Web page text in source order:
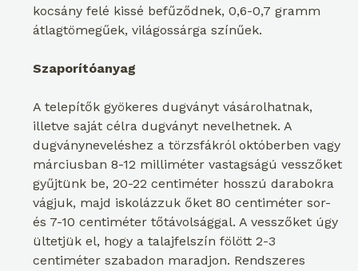
kocsány felé kissé befűződnek, 0,6-0,7 gramm
átlagtömegűek, világossárga színűek.
Szaporítóanyag
A telepítők gyökeres dugványt vásárolhatnak,
illetve saját célra dugványt nevelhetnek. A
dugványneveléshez a törzsfákról októberben vagy
márciusban 8-12 milliméter vastagságú vesszőket
gyűjtünk be, 20-22 centiméter hosszú darabokra
vágjuk, majd iskolázzuk őket 80 centiméter sor-
és 7-10 centiméter tőtávolsággal. A vesszőket úgy
ültetjük el, hogy a talajfelszín fölött 2-3
centiméter szabadon maradjon. Rendszeres